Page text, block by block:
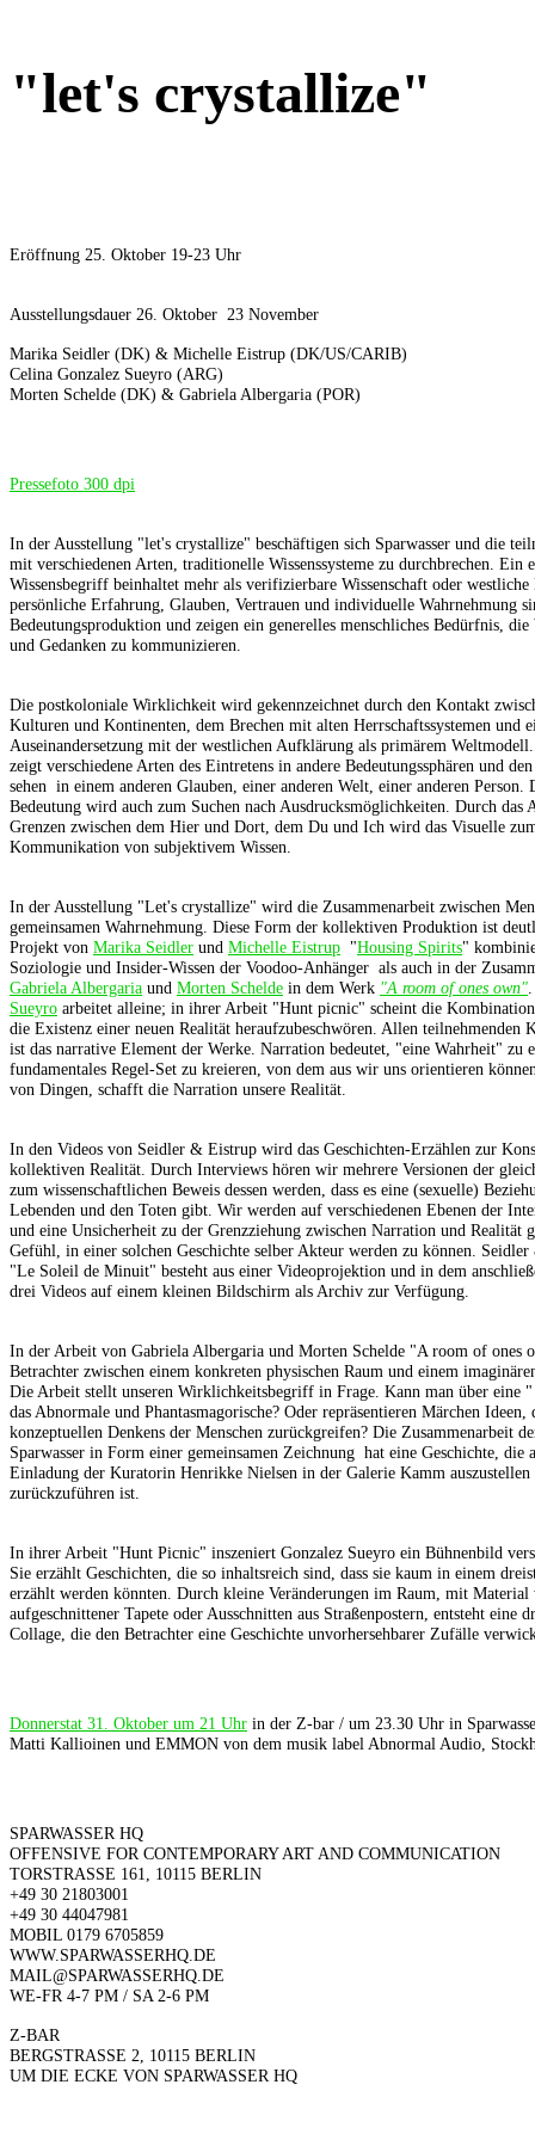
"let's crystallize"
Eröffnung 25. Oktober 19-23 Uhr
Ausstellungsdauer 26. Oktober ­ 23 November
Marika Seidler (DK) & Michelle Eistrup (DK/US/CARIB)
Celina Gonzalez Sueyro (ARG)
Morten Schelde (DK) & Gabriela Albergaria (POR)
Pressefoto 300 dpi
In der Ausstellung "let's crystallize" beschäftigen sich Sparwasser und die
mit verschiedenen Arten, traditionelle Wissenssysteme zu durchbrechen. Ein
Wissensbegriff beinhaltet mehr als verifizierbare Wissenschaft oder
persönliche Erfahrung, Glauben, Vertrauen und individuelle Wahrnehmung
Bedeutungsproduktion und zeigen ein generelles menschliches Bedürfnis,
und Gedanken zu kommunizieren.
Die postkoloniale Wirklichkeit wird gekennzeichnet durch den Kontakt
Kulturen und Kontinenten, dem Brechen mit alten Herrschaftssystemen und
Auseinandersetzung mit der westlichen Aufklärung als primärem
zeigt verschiedene Arten des Eintretens in andere Bedeutungssphären und
sehen ­ in einem anderen Glauben, einer anderen Welt, einer anderen Person.
Bedeutung wird auch zum Suchen nach Ausdrucksmöglichkeiten. Durch das
Grenzen zwischen dem Hier und Dort, dem Du und Ich wird das Visuelle
Kommunikation von subjektivem Wissen.
In der Ausstellung "Let's crystallize" wird die Zusammenarbeit zwischen
gemeinsamen Wahrnehmung. Diese Form der kollektiven Produktion ist
Projekt von Marika Seidler und Michelle Eistrup ­ "Housing Spirits"
Soziologie und Insider-Wissen der Voodoo-Anhänger ­ als auch in der
Gabriela Albergaria und Morten Schelde in dem Werk "A room of ones own"
Sueyro arbeitet alleine; in ihrer Arbeit "Hunt picnic" scheint die
die Existenz einer neuen Realität heraufzubeschwören. Allen teilnehmenden
ist das narrative Element der Werke. Narration bedeutet, "eine Wahrheit" zu
fundamentales Regel-Set zu kreieren, von dem aus wir uns orientieren
von Dingen, schafft die Narration unsere Realität.
In den Videos von Seidler & Eistrup wird das Geschichten-Erzählen zur
kollektiven Realität. Durch Interviews hören wir mehrere Versionen der
zum wissenschaftlichen Beweis dessen werden, dass es eine (sexuelle)
Lebenden und den Toten gibt. Wir werden auf verschiedenen Ebenen der
und eine Unsicherheit zu der Grenzziehung zwischen Narration und Realität
Gefühl, in einer solchen Geschichte selber Akteur werden zu können.
"Le Soleil de Minuit" besteht aus einer Videoprojektion und in dem
drei Videos auf einem kleinen Bildschirm als Archiv zur Verfügung.
In der Arbeit von Gabriela Albergaria und Morten Schelde "A room of ones
Betrachter zwischen einem konkreten physischen Raum und einem
Die Arbeit stellt unseren Wirklichkeitsbegriff in Frage. Kann man über eine
das Abnormale und Phantasmagorische? Oder repräsentieren Märchen
konzeptuellen Denkens der Menschen zurückgreifen? Die Zusammenarbeit
Sparwasser in Form einer gemeinsamen Zeichnung ­ hat eine Geschichte, die
Einladung der Kuratorin Henrikke Nielsen in der Galerie Kamm auszustellen
zurückzuführen ist.
In ihrer Arbeit "Hunt Picnic" inszeniert Gonzalez Sueyro ein Bühnenbild
Sie erzählt Geschichten, die so inhaltsreich sind, dass sie kaum in einem
erzählt werden könnten. Durch kleine Veränderungen im Raum, mit Material
aufgeschnittener Tapete oder Ausschnitten aus Straßenpostern, entsteht eine
Collage, die den Betrachter eine Geschichte unvorhersehbarer Zufälle
Donnerstat 31. Oktober um 21 Uhr in der Z-bar / um 23.30 Uhr in
Matti Kallioinen und EMMON von dem musik label Abnormal Audio,
SPARWASSER HQ
OFFENSIVE FOR CONTEMPORARY ART AND COMMUNICATION
TORSTRASSE 161, 10115 BERLIN
+49 30 21803001
+49 30 44047981
MOBIL 0179 6705859
WWW.SPARWASSERHQ.DE
MAIL@SPARWASSERHQ.DE
WE-FR 4-7 PM / SA 2-6 PM
Z-BAR
BERGSTRASSE 2, 10115 BERLIN
UM DIE ECKE VON SPARWASSER HQ